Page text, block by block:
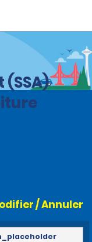
/ Annuler